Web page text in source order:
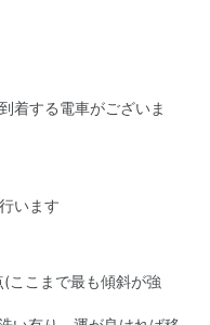
着する電車がございま
います
ここまで最も傾斜が強